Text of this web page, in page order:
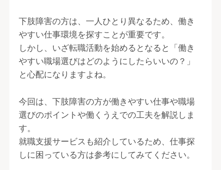
下肢障害の方は、一人ひとり異なるため、働き
やすい仕事環境を探すことが重要です。
しかし、いざ転職活動を始めるとなると「働き
やすい職場選びはどのようにしたらいいの？」
と心配になりますよね。
今回は、下肢障害の方が働きやすい仕事や職場
選びのポイントや働くうえでの工夫を解説しま
す。
就職支援サービスも紹介しているため、仕事探
しに困っている方は参考にしてみてください。